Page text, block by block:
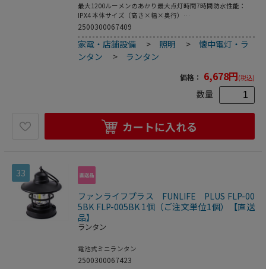
最大1200ルーメンのあかり最大点灯時間7時間防水性能：
IPX4 本体サイズ（高さ×幅×奥行）
H330×W200×D74(mm) 本体重量 695g 明るさ 最大1200lm
2500300067409
家電・店舗設備 > 照明 >懐中電灯・ラ
ンタン
> ランタン
価格： 6,678円(税込)
数量
カートに入れる
33
ファンライフプラス FUNLIFE PLUS FLP-00
5BK FLP-005BK 1個（ご注文単位1個）【直送
品】
ランタン
電池式ミニランタン
2500300067423